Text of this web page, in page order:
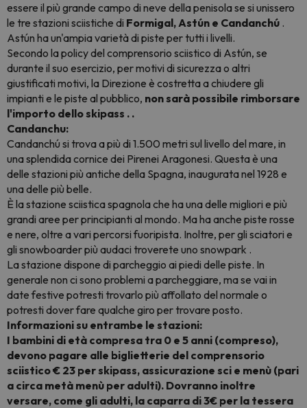
essere il più grande campo di neve della penisola se si unissero
le tre stazioni sciistiche di Formigal, Astún e Candanchú .
Astún ha un'ampia varietà di piste per tutti i livelli.
Secondo la policy del comprensorio sciistico di Astún, se
durante il suo esercizio, per motivi di sicurezza o altri
giustificati motivi, la Direzione è costretta a chiudere gli
impianti e le piste al pubblico, non sarà possibile rimborsare
l'importo dello skipass . .
Candanchu:
Candanchú si trova a più di 1.500 metri sul livello del mare, in
una splendida cornice dei Pirenei Aragonesi. Questa è una
delle stazioni più antiche della Spagna, inaugurata nel 1928 e
una delle più belle.
È la stazione sciistica spagnola che ha una delle migliori e più
grandi aree per principianti al mondo. Ma ha anche piste rosse
e nere, oltre a vari percorsi fuoripista. Inoltre, per gli sciatori e
gli snowboarder più audaci troverete uno snowpark .
La stazione dispone di parcheggio ai piedi delle piste. In
generale non ci sono problemi a parcheggiare, ma se vai in
date festive potresti trovarlo più affollato del normale o
potresti dover fare qualche giro per trovare posto.
Informazioni su entrambe le stazioni:
I bambini di età compresa tra 0 e 5 anni (compreso),
devono pagare alle biglietterie del comprensorio
sciistico € 23 per skipass, assicurazione sci e menù (pari
a circa metà menù per adulti). Dovranno inoltre
versare, come gli adulti, la caparra di 3€ per la tessera